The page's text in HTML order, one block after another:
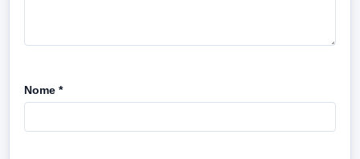
Nome *